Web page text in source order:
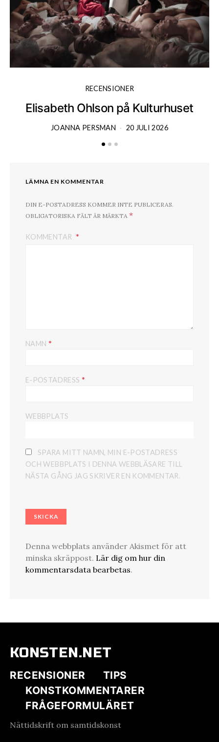
RECENSIONER
Elisabeth Ohlson på Kulturhuset
JOANNA PERSMAN 20 JULI 2026
LÄMNA EN KOMMENTAR
DIN E-POSTADRESS KOMMER INTE PUBLICERAS.
OBLIGATORISKA FÄLT ÄR MÄRKTA *
KOMMENTAR
NAMN *
E-POSTADRESS *
WEBBPLATS
SPARA MITT NAMN, MIN E-POSTADRESS
OCH WEBBPLATS I DENNA WEBBLÄSARE TILL
NÄSTA GÅNG JAG SKRIVER EN KOMMENTAR.
Denna webbplats använder Akismet för att
minska skräppost. Lär dig om hur din
kommentarsdata bearbetas.
KONSTEN.NET
RECENSIONER
TIPS
KONSTKOMMENTARER
FRÅGEFORMULÄRET
Nättidskrift om samtidskonst